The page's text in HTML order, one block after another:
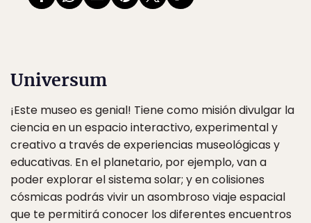
Universum
¡Este museo es genial! Tiene como misión divulgar la
ciencia en un espacio interactivo, experimental y
creativo a través de experiencias museológicas y
educativas. En el planetario, por ejemplo, van a
poder explorar el sistema solar; y en colisiones
cósmicas podrás vivir un asombroso viaje espacial
que te permitirá conocer los diferentes encuentros